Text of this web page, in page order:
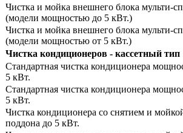
Чистка и мойка внешнего блока мульти-
(модели мощностью до 5 кВт.)
Чистка и мойка внешнего блока мульти-
(модели мощностью от 5 кВт.)
Чистка кондиционеров - кассетный тип
Стандартная чистка кондиционера
5 кВт.
Стандартная чистка кондиционера
5 кВт.
Чистка кондиционера со снятием и
поддона до 5 кВт.